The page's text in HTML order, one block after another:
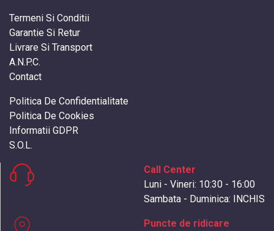
Termeni Si Conditii
Garantie Si Retur
Livrare Si Transport
A.N.P.C.
Contact
Politica De Confidentialitate
Politica De Cookies
Informatii GDPR
S.O.L.
Call Center
Luni - Vineri: 10:30 - 16:00
Sambata - Duminica: INCHIS
Puncte de ridicare